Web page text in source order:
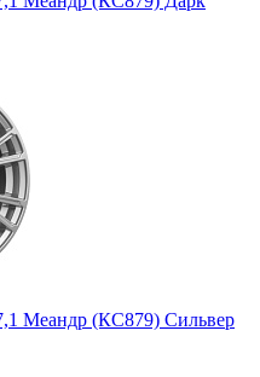
Меандр (КС879) Сильвер